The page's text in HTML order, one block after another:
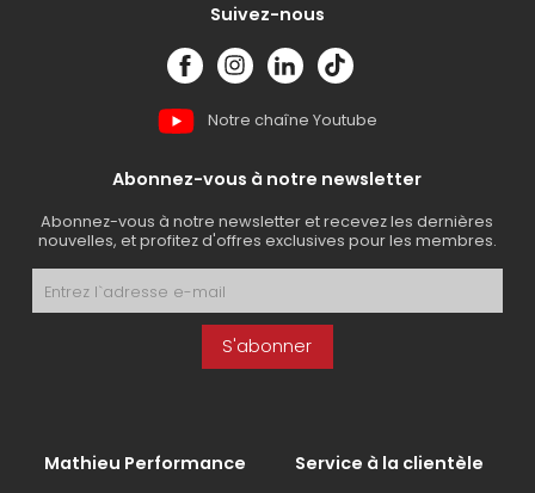
Suivez-nous
Notre chaîne Youtube
Abonnez-vous à notre newsletter
Abonnez-vous à notre newsletter et recevez les dernières
nouvelles, et profitez d'offres exclusives pour les membres.
S'abonner
Mathieu Performance
Service à la clientèle